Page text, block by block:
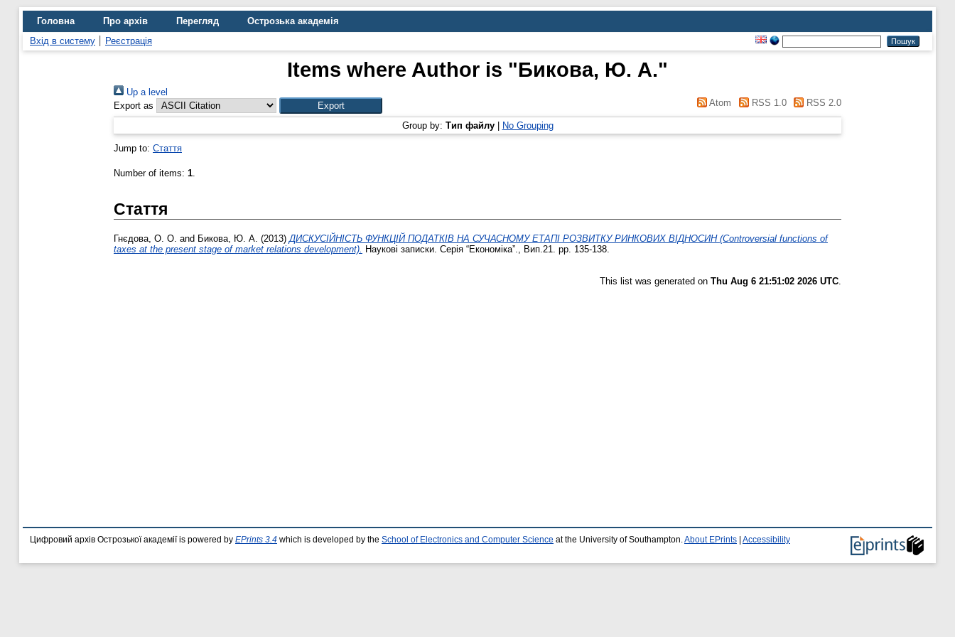
Головна Про архів Перегляд
Острозька академія
Вхід в систему
Реєстрація
Items where Author is "Бикова, Ю. А."
Up a level
Export as
Atom RSS 1.0 RSS 2.0
Group by: Тип файлу| No Grouping
Jump to: Стаття
Number of items: 1.
Стаття
Гнєдова, О. О. and Бикова, Ю. А. (2013)ДИСКУСІЙНІСТЬ ФУНКЦІЙ ПОДАТКІВ НА СУЧАСНОМУ ЕТАПІ РОЗВИТКУ РИНКОВИХ ВІДНОСИН (Controversial functions of
taxes at the present stage of market relations development). Наукові записки. Серія “Економіка”., Вип.21. pp. 135-138.
This list was generated on Thu Aug 6 21:51:02 2026 UTC.
Цифровий архів Острозької академії is powered by EPrints 3.4 which is developed by the School of Electronics and Computer Science at the University of Southampton. About EPrints Accessibility